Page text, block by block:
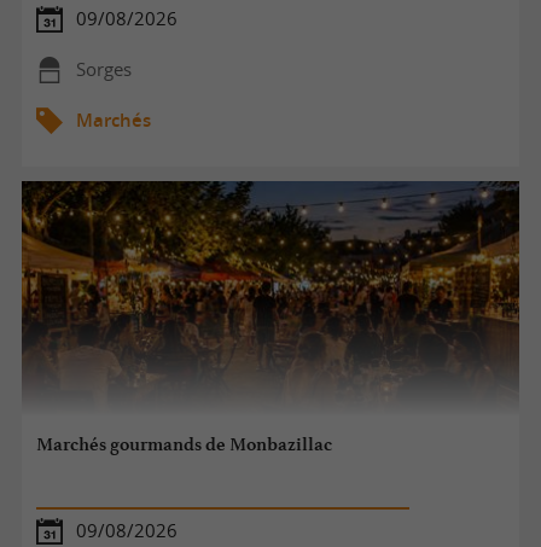
09/08/2026
Sorges
Marchés
Marchés gourmands de Monbazillac
09/08/2026